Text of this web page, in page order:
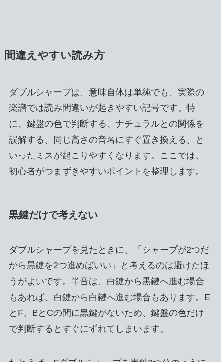
間違えやすい読み方
ダブルシャープは、意味自体は単純でも、実際の
楽譜では読み間違いが起きやすい記号です。特
に、鍵盤の色で判断する、ナチュラルとの関係を
誤解する、同じ高さの音名にすぐ置き換える、と
いったミスが起こりやすくなります。ここでは、
初心者がつまずきやすいポイントを整理します。
黒鍵だけで考えない
ダブルシャープを見たときに、「シャープが2つだ
から黒鍵を2つ進めばいい」と考えるのは避けたほ
うがよいです。半音は、白鍵から黒鍵へ進む場合
もあれば、白鍵から白鍵へ進む場合もあります。E
とF、BとCの間に黒鍵がないため、鍵盤の色だけ
で判断するとすぐにずれてしまいます。